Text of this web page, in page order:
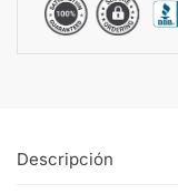
Descripción